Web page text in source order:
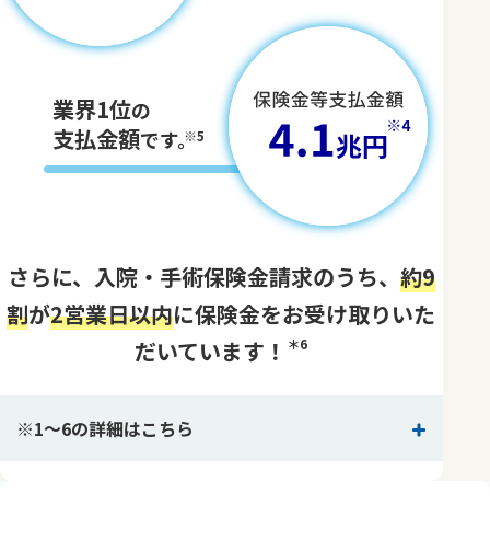
業界1位の
支払金額です。※5
さらに、入院・手術保険金請求のうち、 約9
割が2営業日以内に保険金をお受け取りいた
だいています！ ＊6
※1〜6の詳細はこちら